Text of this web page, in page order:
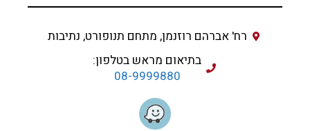
רח' אברהם רוזנמן, מתחם תנופורט, נתיבות
בתיאום מראש בטלפון:
08-9999880